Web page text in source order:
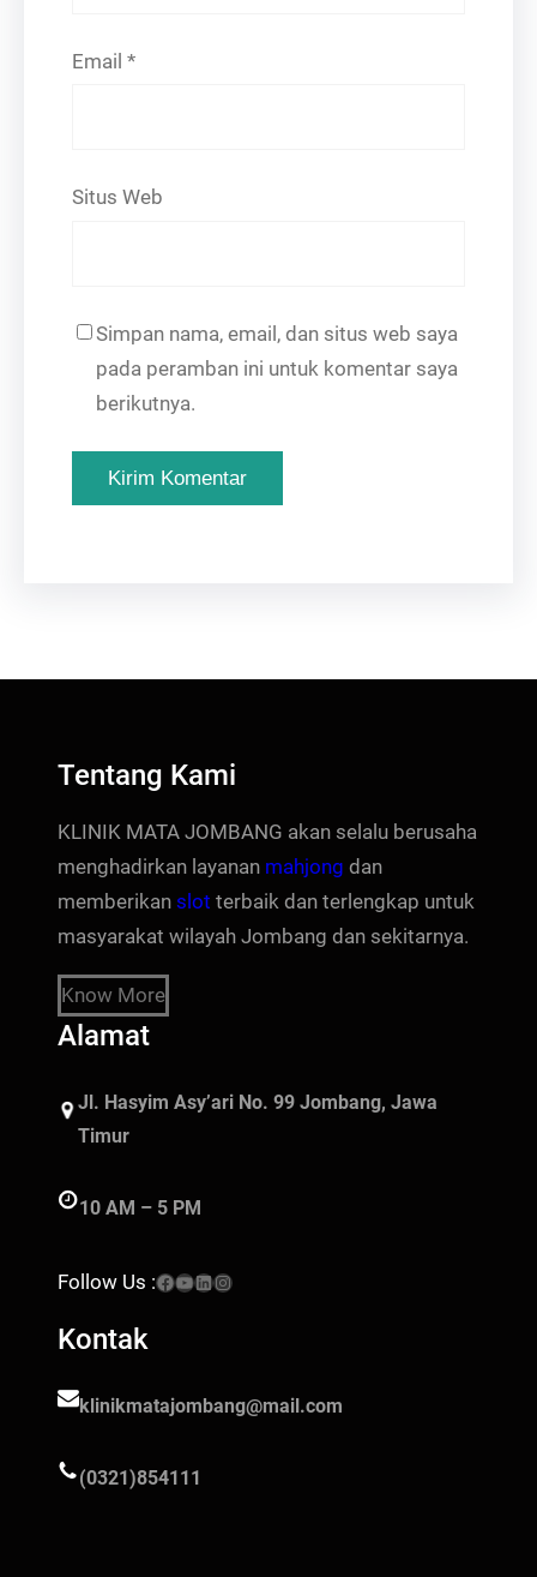
Email *
Situs Web
Simpan nama, email, dan situs web saya
pada peramban ini untuk komentar saya
berikutnya.
Tentang Kami
KLINIK MATA JOMBANG akan selalu berusaha
menghadirkan layanan mahjong dan
memberikan slot terbaik dan terlengkap untuk
masyarakat wilayah Jombang dan sekitarnya.
Know More
Alamat
Jl. Hasyim Asy’ari No. 99 Jombang, Jawa
Timur
10 AM – 5 PM
Follow Us :Facebook YouTube LinkedIn Instagram
Kontak
klinikmatajombang@mail.com
(0321)854111